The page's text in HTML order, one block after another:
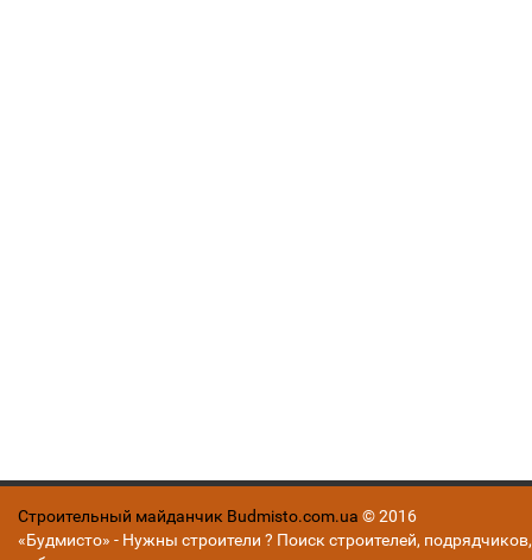
Строительный майданчик Budmisto.com.ua © 2016
«Будмисто» - Нужны строители ? Поиск строителей, подрядчиков,